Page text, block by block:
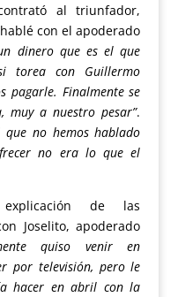
al triunfador,
con el apoderado
dinero que es el que
torea con Guillermo
pagarle. Finalmente se
muy a nuestro pesar”.
que no hemos hablado
no era lo que el
de las
Joselito, apoderado
quiso venir en
por televisión, pero le
hacer en abril con la